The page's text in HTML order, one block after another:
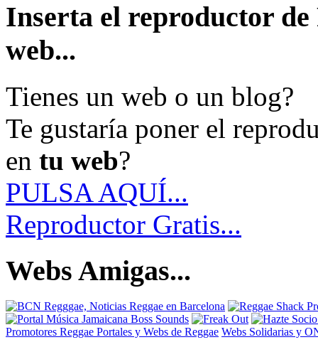
Inserta el reproductor de
web...
Tienes un web o un blog?
Te gustaría poner el
en tu web?
PULSA AQUÍ...
Reproductor Gratis...
Webs Amigas...
Promotores Reggae Portales y Webs de Reggae Webs Solidarias y